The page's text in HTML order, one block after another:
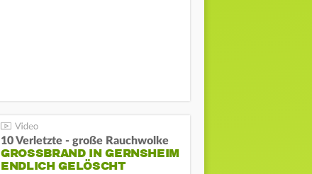
10 Verletzte - große Rauchwolke
GROSSBRAND IN GERNSHEIM E
NDLICH GELÖSCHT